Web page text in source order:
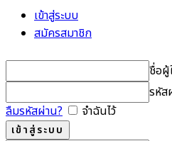
เข้าสู่ระบบ
สมัครสมาชิก
ชื่อผู้
รหัส
ลืมรหัสผ่าน?
จำฉันไว้